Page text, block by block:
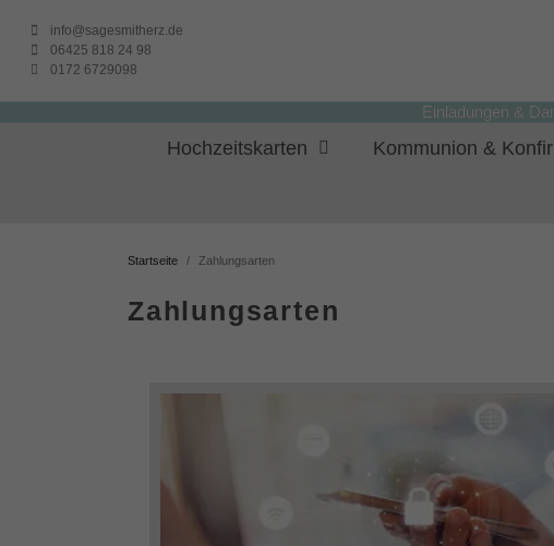
info@sagesmitherz.de
06425 818 24 98
0172 6729098
Einladungen &
Hochzeitskarten Kommunion &
Startseite Zahlungsarten
Zahlungsarten